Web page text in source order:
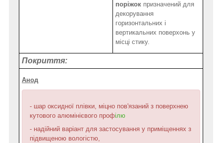
поріжок призначений для
декорування
горизонтальних і
вертикальних поверхонь у
місці стику.
Покриття:
Анод
- шар оксидної плівки, міцно пов'язаний з поверхнею
кутового алюмінієвого профілю
- надійний варіант для застосування у приміщеннях з
підвищеною вологістю,